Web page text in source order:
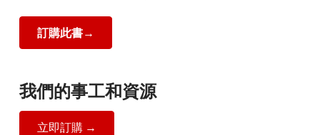
訂購此書→
我們的事工和資源
立即訂購 →